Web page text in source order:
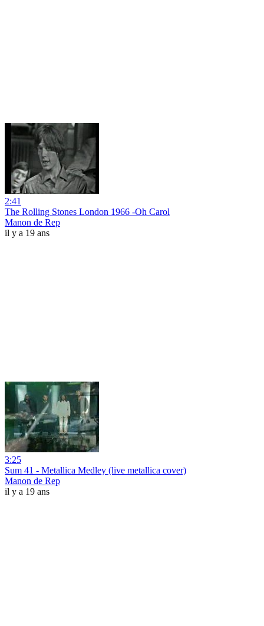
2:41
The Rolling Stones London 1966 -Oh Carol
Manon de Rep
il y a 19 ans
3:25
Sum 41 - Metallica Medley (live metallica cover)
Manon de Rep
il y a 19 ans